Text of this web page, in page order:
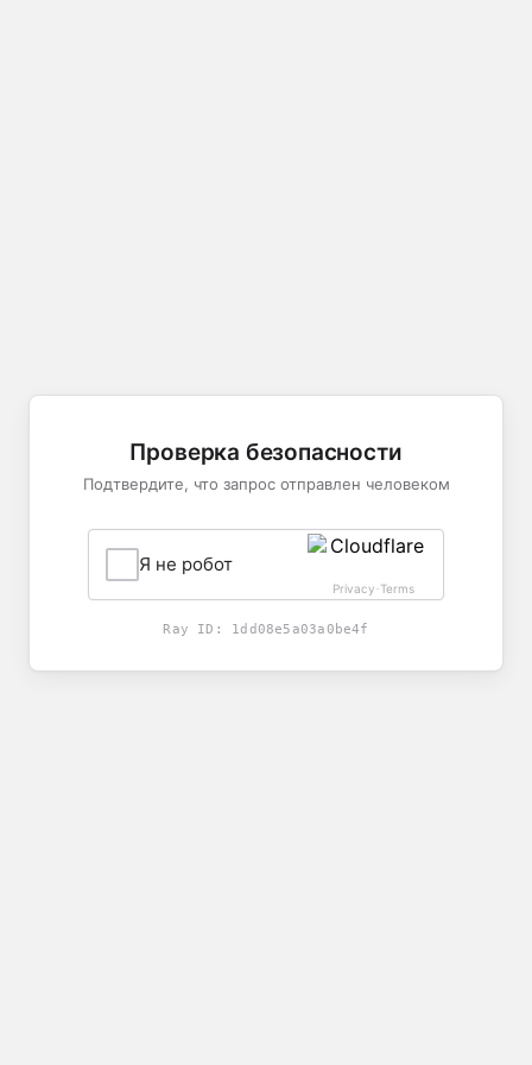
Проверка безопасности
Подтвердите, что запрос отправлен человеком
Я не робот
Privacy-Terms
Ray ID: 1dd08e5a03a0be4f